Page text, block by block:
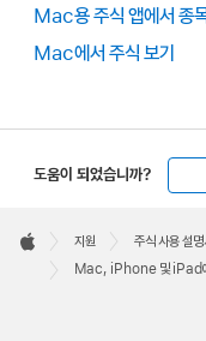
Mac용 주식 앱에서 종
Mac에서 주식 보기
도움이 되었습니까?
Footer

지원
주식 사용 설
Mac, iPhone 및 iPad에